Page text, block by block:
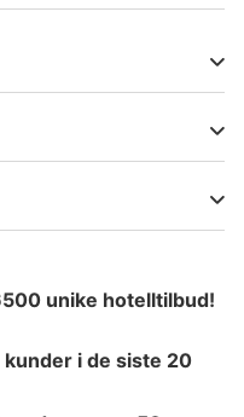
unike hotelltilbud!
i de siste 20